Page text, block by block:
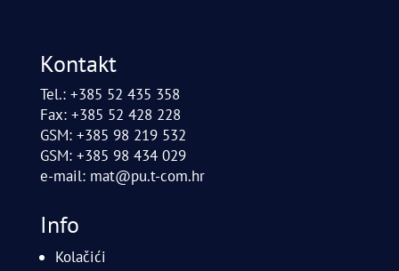
Kontakt
Tel.: +385 52 435 358
Fax: +385 52 428 228
GSM: +385 98 219 532
GSM: +385 98 434 029
e-mail: mat@pu.t-com.hr
Info
Kolačići